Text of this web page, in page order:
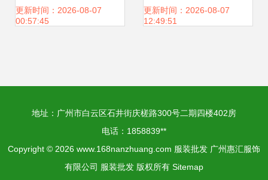
寻？
更新时间：2026-08-07
00:57:45
端货源走份批发指
更新时间：2026-08-07
12:49:51
地址：广州市白云区石井街庆槎路300号二期四楼402房
电话：1858839**
Copyright © 2026 www.168nanzhuang.com 服装批发 广州惠汇服饰
有限公司 服装批发 版权所有 Sitemap